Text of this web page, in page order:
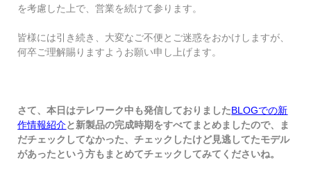
を考慮した上で、営業を続けて参ります。
皆様には引き続き、大変なご不便とご迷惑をおかけしますが、
何卒ご理解賜りますようお願い申し上げます。
さて、本日はテレワーク中も発信しておりましたBLOGでの新
作情報紹介と新製品の完成時期をすべてまとめましたので、
ま
だチェックしてなかった、チェックしたけど見逃してたモデル
があったという方もまとめてチェックしてみてくださいね。